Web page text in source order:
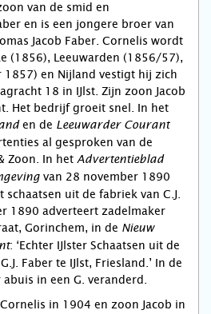
van de smid en
en is een jongere broer van
Jacob Faber. Cornelis wordt
(1856), Leeuwarden (1856/57),
1857) en Nijland vestigt hij zich
18 in IJlst. Zijn zoon Jacob
Het bedrijf groeit snel. In het
en de Leeuwarder Courant
al gesproken van de
Zoon. In het Advertentieblad
van 28 november 1890
uit de fabriek van C.J.
1890 adverteert zadelmaker
Gorinchem, in de Nieuw
: ‘Echter IJlster Schaatsen uit de
Faber te IJlst, Friesland.’ In de
in een G. veranderd.
in 1904 en zoon Jacob in